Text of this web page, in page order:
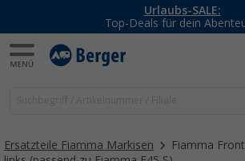
Urlaubs-SALE:
Top-Deals für dein
Ersatzteile Fiamma Markisen
Fiamma